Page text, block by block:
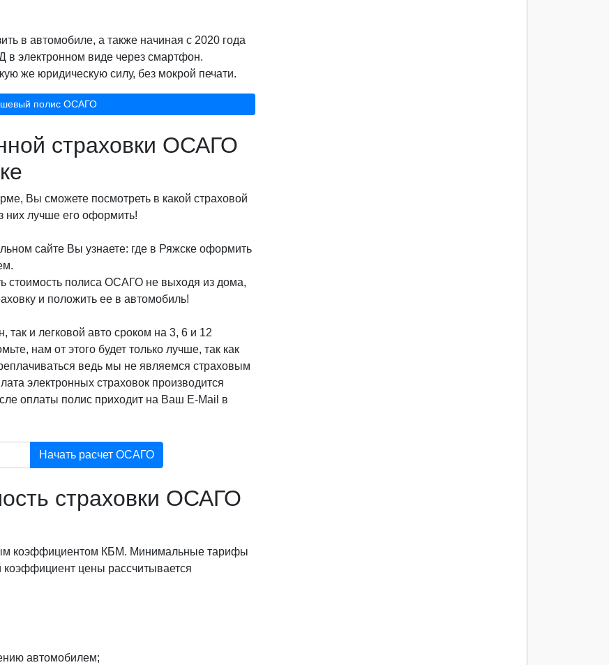
в автомобиле, а также начиная с 2020 года
в электронном виде через смартфон.
же юридическую силу, без мокрой печати.
полис ОСАГО
страховки ОСАГО
Вы сможете посмотреть в какой страховой
них лучше его оформить!
сайте Вы узнаете: где в Ряжске оформить
стоимость полиса ОСАГО не выходя из дома,
и положить ее в автомобиль!
так и легковой авто сроком на 3, 6 и 12
нам от этого будет только лучше, так как
ведь мы не являемся страховым
электронных страховок производится
оплаты полис приходит на Ваш E-Mail в
Начать расчет ОСАГО
страховки ОСАГО
коэффициентом КБМ. Минимальные тарифы
цены рассчитывается
автомобилем;